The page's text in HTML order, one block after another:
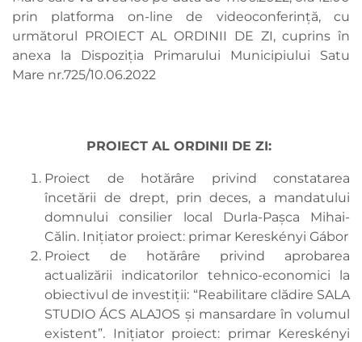
prin platforma on-line de videoconferință, cu
următorul PROIECT AL ORDINII DE ZI, cuprins în
anexa la Dispoziția Primarului Municipiului Satu
Mare nr.725/10.06.2022
PROIECT AL ORDINII DE ZI:
Proiect de hotărâre privind constatarea
încetării de drept, prin deces, a mandatului
domnului consilier local Durla-Pașca Mihai-
Călin. Inițiator proiect: primar Kereskényi Gábor
Proiect de hotărâre privind aprobarea
actualizării indicatorilor tehnico-economici la
obiectivul de investiții: “Reabilitare clădire SALA
STUDIO ÁCS ALAJOS și mansardare în volumul
existent”. Inițiator proiect: primar Kereskényi